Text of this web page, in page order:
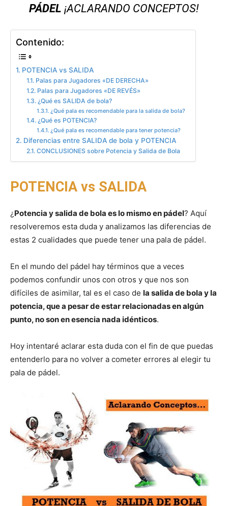
PÁDEL ¡ACLARANDO CONCEPTOS!
Contenido:
POTENCIA vs SALIDA
Palas para Jugadores «DE DERECHA»
Palas para Jugadores «DE REVÉS»
¿Qué es SALIDA de bola?
¿Qué pala es recomendable para la salida de bola?
¿Qué es POTENCIA?
¿Qué pala es recomendable para tener potencia?
Diferencias entre SALIDA de bola y POTENCIA
CONCLUSIONES sobre Potencia y Salida de Bola
POTENCIA vs SALIDA
¿ Potencia y salida de bola es lo mismo en pádel? Aquí
resolveremos esta duda y analizamos las diferencias de
estas 2 cualidades que puede tener una pala de pádel.
En el mundo del pádel hay términos que a veces
podemos confundir unos con otros y que nos son
difíciles de asimilar, tal es el caso de la salida de bola y la
potencia, que a pesar de estar relacionadas en algún
punto, no son en esencia nada idénticos.
Hoy intentaré aclarar esta duda con el fin de que puedas
entenderlo para no volver a cometer errores al elegir tu
pala de pádel.